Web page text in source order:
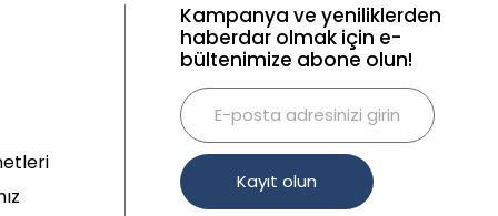
Kampanya ve yeniliklerden
haberdar olmak için e-
bültenimize abone olun!
Kayıt olun